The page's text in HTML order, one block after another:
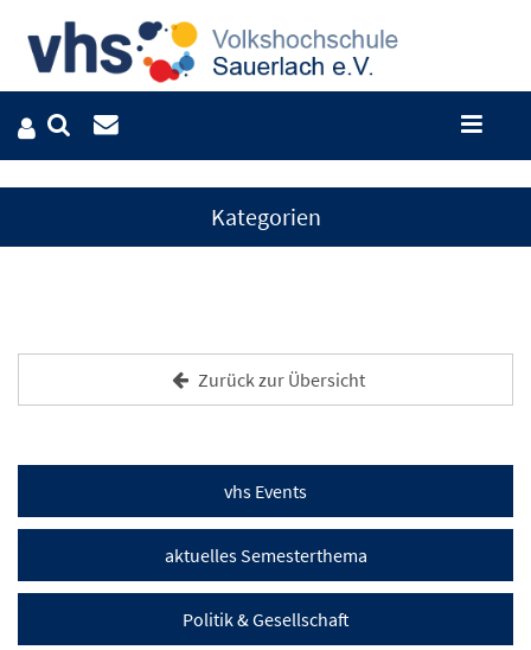
Kategorien
Zurück zur Übersicht
vhs Events
aktuelles Semesterthema
Politik & Gesellschaft